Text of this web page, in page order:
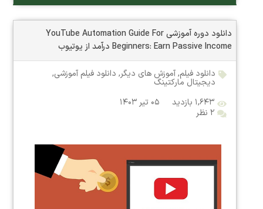
دانلود دوره آموزشی YouTube Automation Guide For
Beginners: Earn Passive Income درآمد از یوتیوب
دانلود فیلم,آموزش های دیگر, دانلود فیلم آموزشی,
دیجیتال مارکتینگ
۱,۶۴۳ بازدید
۰۵ تیر ۱۴۰۳
۲ نظر